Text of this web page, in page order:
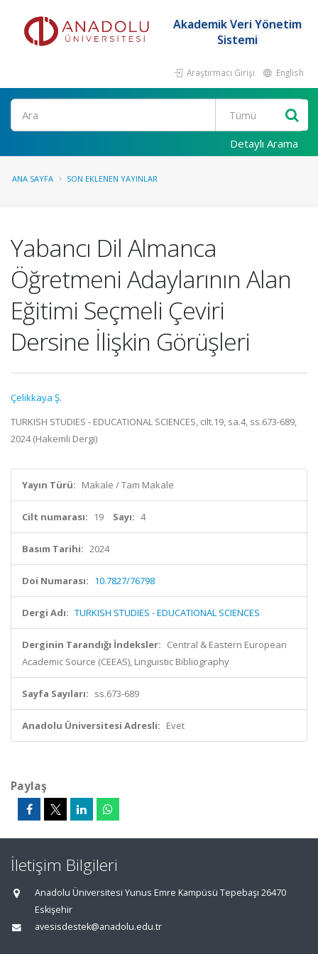
Akademik Veri Yönetim
Sistemi
Araştırmacı Girişi English
Ara
Detaylı Arama
ANA SAYFA SON EKLENEN YAYINLAR
Yabancı Dil Almanca
Öğretmeni Adaylarının Alan
Eğitimi Seçmeli Çeviri
Dersine İlişkin Görüşleri
Çelikkaya Ş.
TURKISH STUDIES - EDUCATIONAL SCIENCES, cilt.19, sa.4, ss.673-689,
2024 (Hakemli Dergi)
Yayın Türü: Makale / Tam Makale
Cilt numarası: 19 Sayı: 4
Basım Tarihi: 2024
Doi Numarası: 10.7827/76798
Dergi Adı: TURKISH STUDIES - EDUCATIONAL SCIENCES
Derginin Tarandığı İndeksler: Central & Eastern European
Academic Source (CEEAS), Linguistic Bibliography
Sayfa Sayıları: ss.673-689
Anadolu Üniversitesi Adresli: Evet
Paylaş
İletişim Bilgileri
Anadolu Üniversitesi Yunus Emre Kampüsü Tepebaşı 26470
Eskişehir
avesisdestek@anadolu.edu.tr